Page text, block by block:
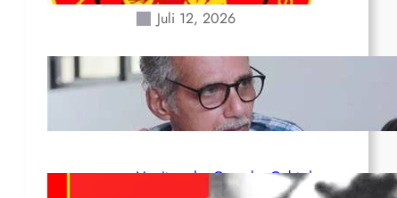
Juli 12, 2026
Indien: „Die Politik der
Kapitulation“ von K. Murali (Ajith)
Juli 1, 2026
Vorsitzender Gonzalo: Gebt das